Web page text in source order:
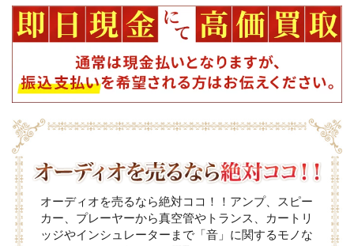
オーディオを売るなら絶対ココ！！アンプ、スピー
カー、プレーヤーから真空管やトランス、カートリ
ッジやインシュレーターまで「音」に関するモノな